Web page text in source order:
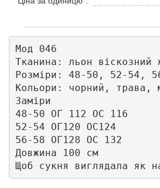
Мод 046
Тканина: льон
Розміри: 48-50, 52-54,
Кольори: чорний, трава,
Заміри
48-50 ОГ 112 ОС 116
52-54 ОГ120 ОС124
56-58 ОГ128 ОС 132
Довжина 100 см
Щоб сукня виглядала як